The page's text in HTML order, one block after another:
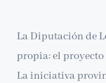
La Diputación de
propia: el proyecto
La iniciativa